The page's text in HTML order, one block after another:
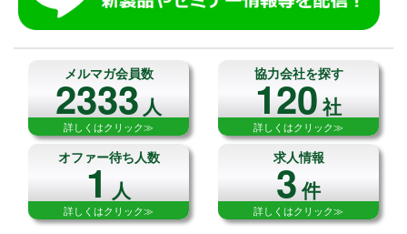
メルマガ会員数
2333人
詳しくはクリック≫
協力会社を探す
120社
詳しくはクリック≫
オファー待ち人数
1人
詳しくはクリック≫
求人情報
3件
詳しくはクリック≫